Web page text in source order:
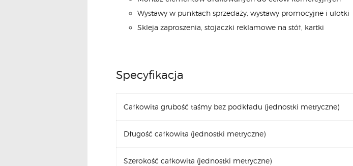
Wystawy w punktach sprzedaży, wystawy promocyjne i ulotki
Skleja zaproszenia, stojaczki reklamowe na stół, kartki
Specyfikacja
Całkowita grubość taśmy bez podkładu (jednostki metryczne)
Długość całkowita (jednostki metryczne)
Szerokość całkowita (jednostki metryczne)